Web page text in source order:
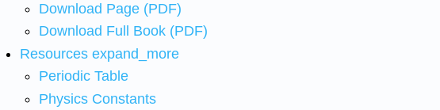
Download Page (PDF)
Download Full Book (PDF)
Resources expand_more
Periodic Table
Physics Constants